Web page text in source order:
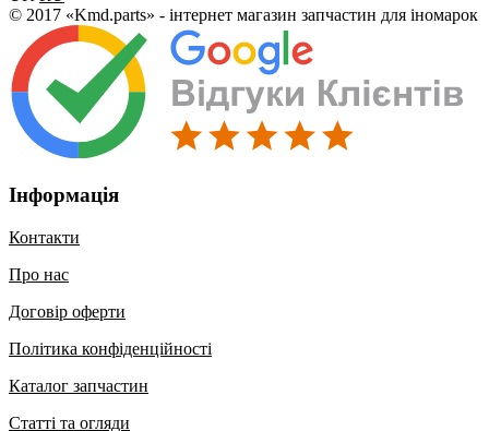
© 2017 «Kmd.parts» - інтернет магазин запчастин для іномарок
Інформація
Контакти
Про нас
Договір оферти
Політика конфіденційності
Каталог запчастин
Статті та огляди